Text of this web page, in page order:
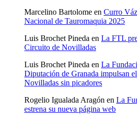
Marcelino Bartolome en Curro
Nacional de Tauromaquia 2025
Luis Brochet Pineda en La FTL
Circuito de Novilladas
Luis Brochet Pineda en La
Diputación de Granada impulsan
Novilladas sin picadores
Rogelio Igualada Aragón en La
estrena su nueva página web